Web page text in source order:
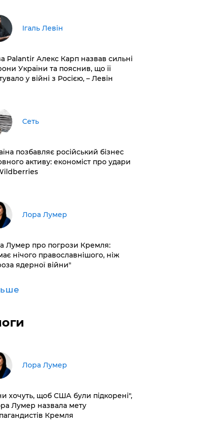
Ігаль Левін
Palantir Алекс Карп назвав сильні
України та пояснив, що її
у війні з Росією, – Левін
Сеть
позбавляє російський бізнес
активу: економіст про удари
​Лора Лумер
Лумер про погрози Кремля:
нічого православнішого, ніж
ядерної війни"
​Лора Лумер
хочуть, щоб США були підкорені",
Лумер назвала мету
Кремля